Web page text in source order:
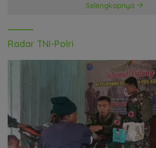
Selengkapnya
Radar TNI-Polri